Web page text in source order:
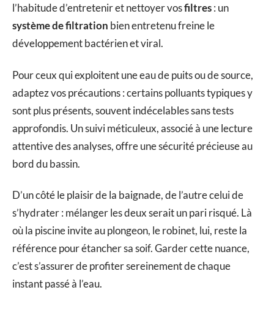
l’habitude d’entretenir et nettoyer vosfiltres: un
système de filtration bien entretenu freine le
développement bactérien et viral.
Pour ceux qui exploitent une eau de puits ou de source,
adaptez vos précautions : certains polluants typiques y
sont plus présents, souvent indécelables sans tests
approfondis. Un suivi méticuleux, associé à une lecture
attentive des analyses, offre une sécurité précieuse au
bord du bassin.
D’un côté le plaisir de la baignade, de l’autre celui de
s’hydrater : mélanger les deux serait un pari risqué. Là
où la piscine invite au plongeon, le robinet, lui, reste la
référence pour étancher sa soif. Garder cette nuance,
c’est s’assurer de profiter sereinement de chaque
instant passé à l’eau.